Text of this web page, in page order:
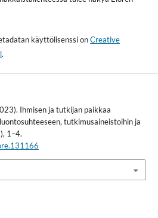
käyttölisenssi onCreative
.
Ihmisen ja tutkijan paikkaa
tutkimusaineistoihin ja
1–4.